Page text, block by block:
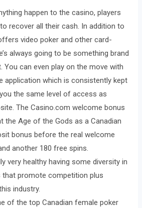
happen to the casino, players
recover all their cash. In addition to
video poker and other card-
always going to be something brand
can even play on the move with
application which is consistently kept
the same level of access as
The Casino.com welcome bonus
the Age of the Gods as a Canadian
bonus before the real welcome
another 180 free spins.
very healthy having some diversity in
that promote competition plus
industry.
of the top Canadian female poker